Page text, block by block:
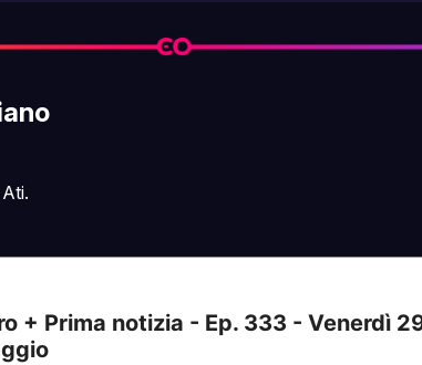
+ Prima notizia - Ep. 333 - Venerdì